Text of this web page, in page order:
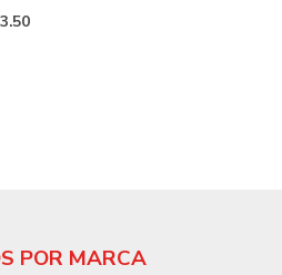
3.50
POR MARCA